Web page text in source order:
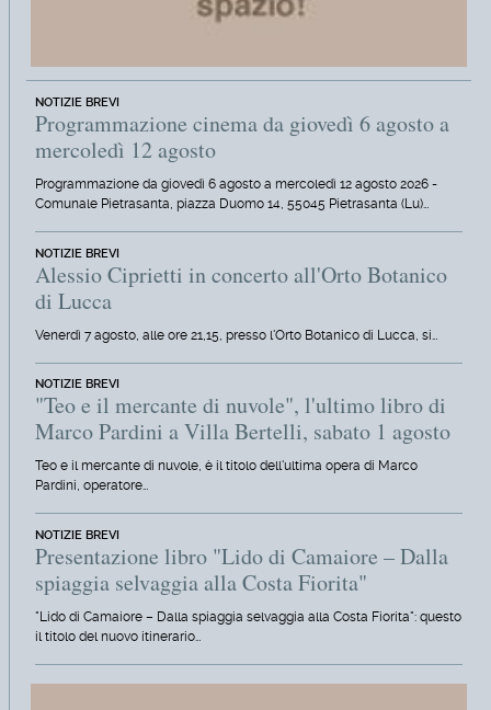
NOTIZIE BREVI
Programmazione cinema da giovedì 6 agosto a
mercoledì 12 agosto
Programmazione da giovedì 6 agosto a mercoledì 12 agosto 2026 -
Comunale Pietrasanta, piazza Duomo 14, 55045 Pietrasanta (Lu)…
NOTIZIE BREVI
Alessio Ciprietti in concerto all'Orto Botanico
di Lucca
Venerdì 7 agosto, alle ore 21,15, presso l'Orto Botanico di Lucca, si…
NOTIZIE BREVI
"Teo e il mercante di nuvole", l'ultimo libro di
Marco Pardini a Villa Bertelli, sabato 1 agosto
Teo e il mercante di nuvole, è il titolo dell'ultima opera di Marco
Pardini, operatore…
NOTIZIE BREVI
Presentazione libro "Lido di Camaiore – Dalla
spiaggia selvaggia alla Costa Fiorita"
"Lido di Camaiore – Dalla spiaggia selvaggia alla Costa Fiorita": questo
il titolo del nuovo itinerario…